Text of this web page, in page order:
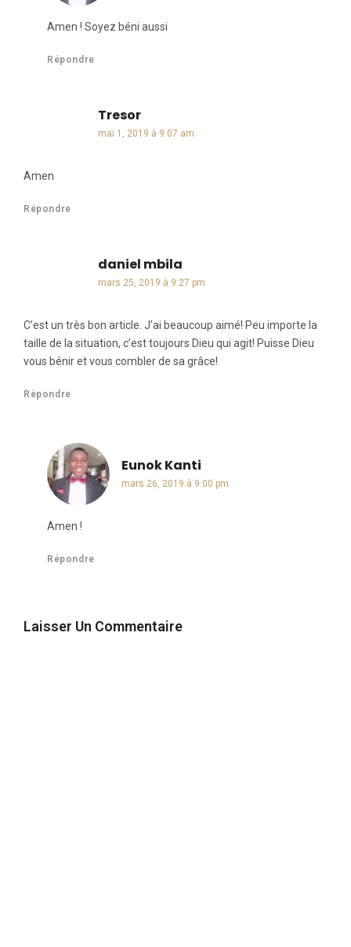
Amen ! Soyez béni aussi
Répondre
Tresordit :
mai 1, 2019 à 9:07 am
Amen
Répondre
daniel mbila
mars 25, 2019 à 9:27 pm
C’est un très bon article. J’ai beaucoup aimé! Peu importe la
taille de la situation, c’est toujours Dieu qui agit! Puisse Dieu
vous bénir et vous combler de sa grâce!
Répondre
Eunok Kanti
mars 26, 2019 à 9:00 pm
Amen !
Répondre
Laisser Un Commentaire